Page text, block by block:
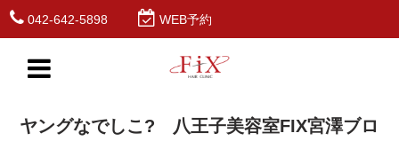
042-642-5898 WEB予約
ヤングなでしこ? 八王子美容室FIX宮澤ブロ